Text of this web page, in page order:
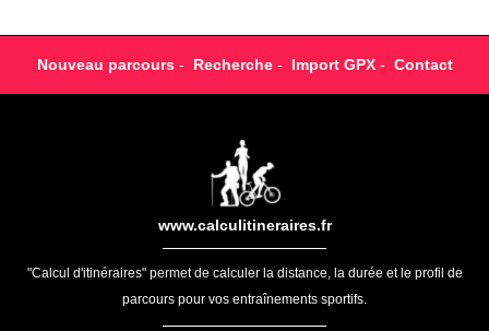
Nouveau parcours- Recherche- Import GPX- Contact
www.calculitineraires.fr
"Calcul d'itinéraires" permet de calculer la distance, la durée et le profil de
parcours pour vos entraînements sportifs.